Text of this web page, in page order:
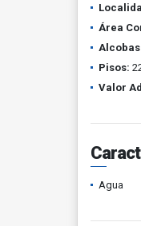
Área
Pisos:
Valor
Agua